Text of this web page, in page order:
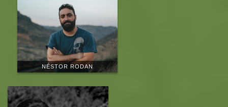
NÉSTOR RODAN